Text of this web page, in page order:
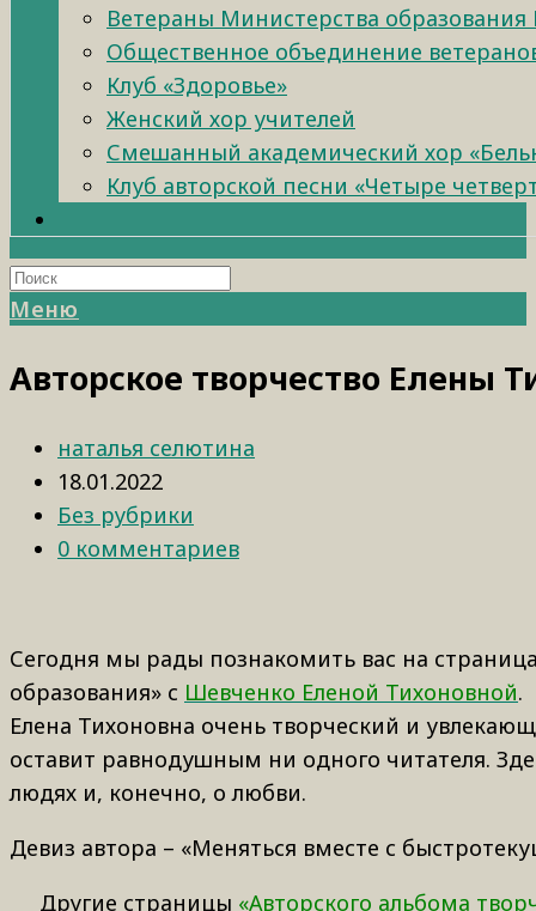
Ветераны Министерства образования
Общественное объединение
Клуб «Здоровье»
Женский хор учителей
Смешанный академический хор
Клуб авторской песни «Четыре
Меню
Авторское творчество Елены
наталья селютина
18.01.2022
Без рубрики
0 комментариев
Сегодня мы рады познакомить вас на
образования» с Шевченко Еленой Тихоновной.
Елена Тихоновна очень творческий и
оставит равнодушным ни одного читателя.
людях и, конечно, о любви.
Девиз автора – «Меняться вместе с
Другие страницы «Авторского альбома